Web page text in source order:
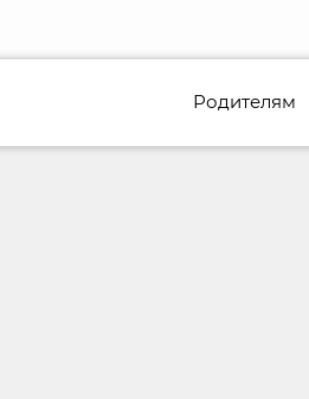
Родителям